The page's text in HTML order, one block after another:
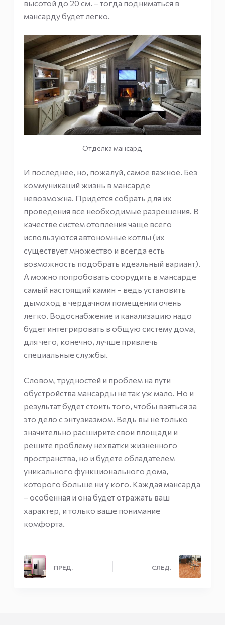
высотой до 20 см. – тогда подниматься в
мансарду будет легко.
Отделка мансард
И последнее, но, пожалуй, самое важное. Без
коммуникаций жизнь в мансарде
невозможна. Придется собрать для их
проведения все необходимые разрешения. В
качестве систем отопления чаще всего
используются автономные котлы (их
существует множество и всегда есть
возможность подобрать идеальный вариант).
А можно попробовать соорудить в мансарде
самый настоящий камин – ведь установить
дымоход в чердачном помещении очень
легко. Водоснабжение и канализацию надо
будет интегрировать в общую систему дома,
для чего, конечно, лучше привлечь
специальные службы.
Словом, трудностей и проблем на пути
обустройства мансарды не так уж мало. Но и
результат будет стоить того, чтобы взяться за
это дело с энтузиазмом. Ведь вы не только
значительно расширите свои площади и
решите проблему нехватки жизненного
пространства, но и будете обладателем
уникального функционального дома,
которого больше ни у кого. Каждая мансарда
– особенная и она будет отражать ваш
характер, и только ваше понимание
комфорта.
ПРЕД. СЛЕД.